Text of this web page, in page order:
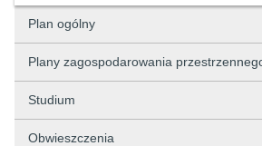
Plan ogólny
Plany zagospodarowania
Studium
Obwieszczenia